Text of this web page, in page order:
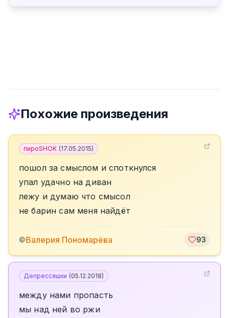
Похожие произведения
пироSHOK (17.05.2015)
пошол за смыслом и споткнулся
упал удачно на диван
лежу и думаю что смысол
не барин сам меня найдёт
©Валерия Пономарёва 93
Депрессяшки (05.12.2018)
между нами пропасть
мы над ней во ржи